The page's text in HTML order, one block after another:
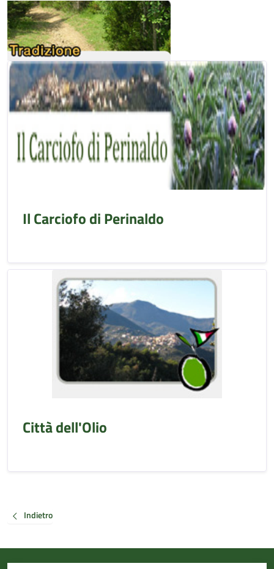
Il Carciofo di Perinaldo
Città dell'Olio
Indietro